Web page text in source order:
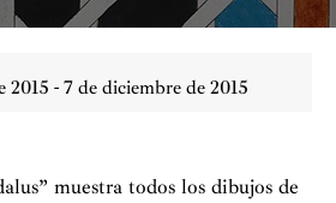
2015 - 7 de diciembre de 2015
muestra todos los dibujos de